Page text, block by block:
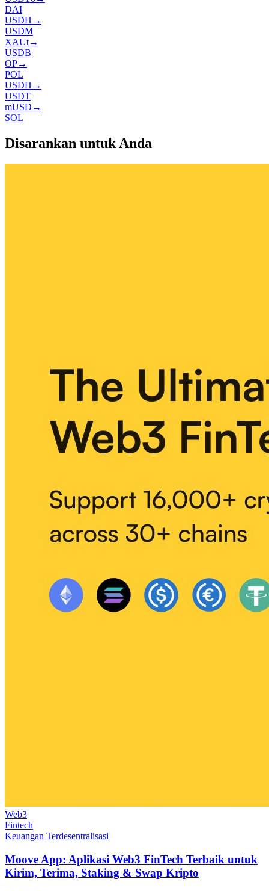
DAI
USDH →
USDM
XAUt→
USDB
OP→
POL
USDH →
USDT
mUSD →
SOL
Disarankan untuk Anda
Web3
Fintech
Keuangan Terdesentralisasi
Moove App: Aplikasi Web3 FinTech Terbaik untuk
Kirim, Terima, Staking & Swap Kripto